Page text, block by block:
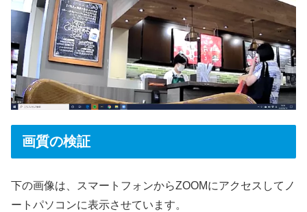
画質の検証
下の画像は、スマートフォンからZOOMにアクセスしてノ
ートパソコンに表示させています。